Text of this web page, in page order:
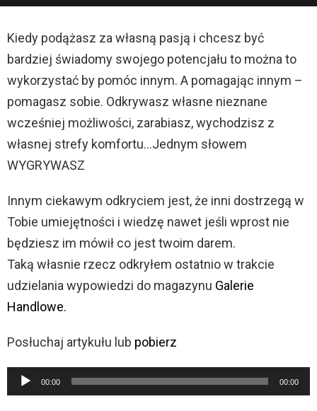
Kiedy podążasz za własną pasją i chcesz być
bardziej świadomy swojego potencjału to można to
wykorzystać by pomóc innym. A pomagając innym –
pomagasz sobie. Odkrywasz własne nieznane
wcześniej możliwości, zarabiasz, wychodzisz z
własnej strefy komfortu…Jednym słowem
WYGRYWASZ
Innym ciekawym odkryciem jest, że inni dostrzegą w
Tobie umiejętności i wiedzę nawet jeśli wprost nie
będziesz im mówił co jest twoim darem.
Taką własnie rzecz odkryłem ostatnio w trakcie
udzielania wypowiedzi do magazynu Galerie
Handlowe.
Posłuchaj artykułu lub pobierz
d
00:00 00:00